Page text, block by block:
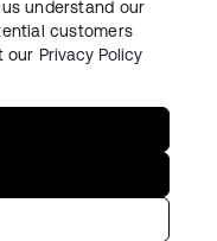
siteSegurança
reservados.
understand our
customers
our Privacy Policy